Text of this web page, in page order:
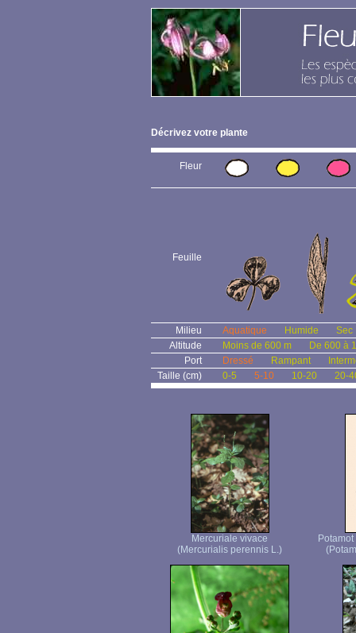
Décrivez votre plante
Fleur
Feuille
Milieu Aquatique Humide
Sec
Altitude
Moins de 600 m
De 600 à
Port
Dressé Rampant
Taille (cm)
0-5 5-10 10-20 20-
Mercuriale vivace
(Mercurialis perennis L.)